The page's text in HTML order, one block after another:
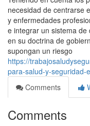
necesidad de centrarse
y enfermedades
e integrar un sistema de
en su doctrina de
supongan un riesgo
https://
para-salud-y-seguridad-
Comments
Comments